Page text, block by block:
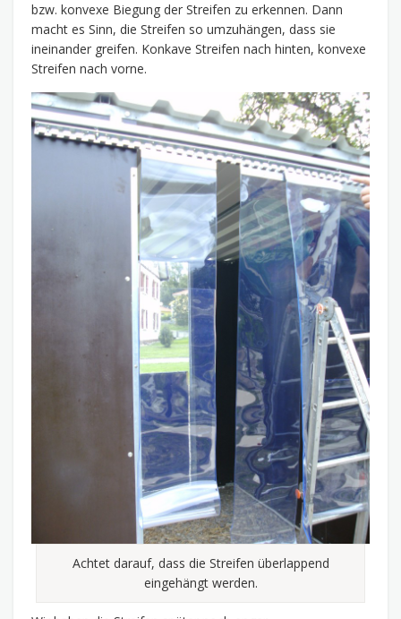
bzw. konvexe Biegung der Streifen zu erkennen. Dann
macht es Sinn, die Streifen so umzuhängen, dass sie
ineinander greifen. Konkave Streifen nach hinten, konvexe
Streifen nach vorne.
Achtet darauf, dass die Streifen überlappend
eingehängt werden.